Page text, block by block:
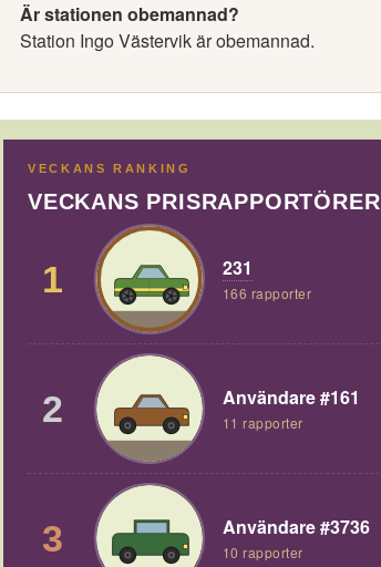
Är stationen obemannad?
Station Ingo Västervik är obemannad.
VECKANS RANKING
VECKANS PRISRAPPORTÖRER
1 231
166 rapporter
2 Användare #161
11 rapporter
3 Användare #3736
10 rapporter